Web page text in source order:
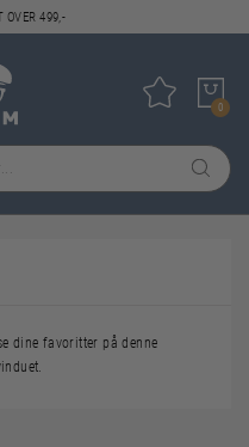
OVER 499,-
Tilføj til
0
dine favoritter på denne